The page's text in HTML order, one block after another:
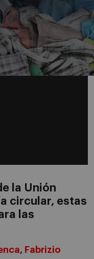
la Unión
circular, estas
las
, Fabrizio